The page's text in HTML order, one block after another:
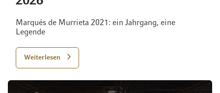
Marqués de Murrieta 2021: ein Jahrgang, eine
Legende
Weiterlesen